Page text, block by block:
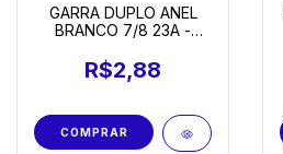
GARRA DUPLO ANEL
BRANCO 7/8 23A -
R$2,88